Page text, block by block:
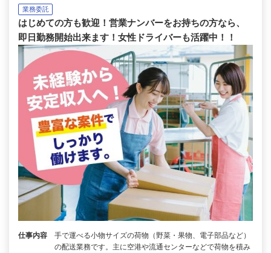
業務委託
はじめての方も歓迎！営業ナンバーをお持ちの方なら、
即日勤務開始出来ます！女性ドライバーも活躍中！！
仕事内容
手で運べる小物サイズの荷物（野菜・果物、電子部品など）
の配送業務です。主に空港や流通センターなどで荷物を積み